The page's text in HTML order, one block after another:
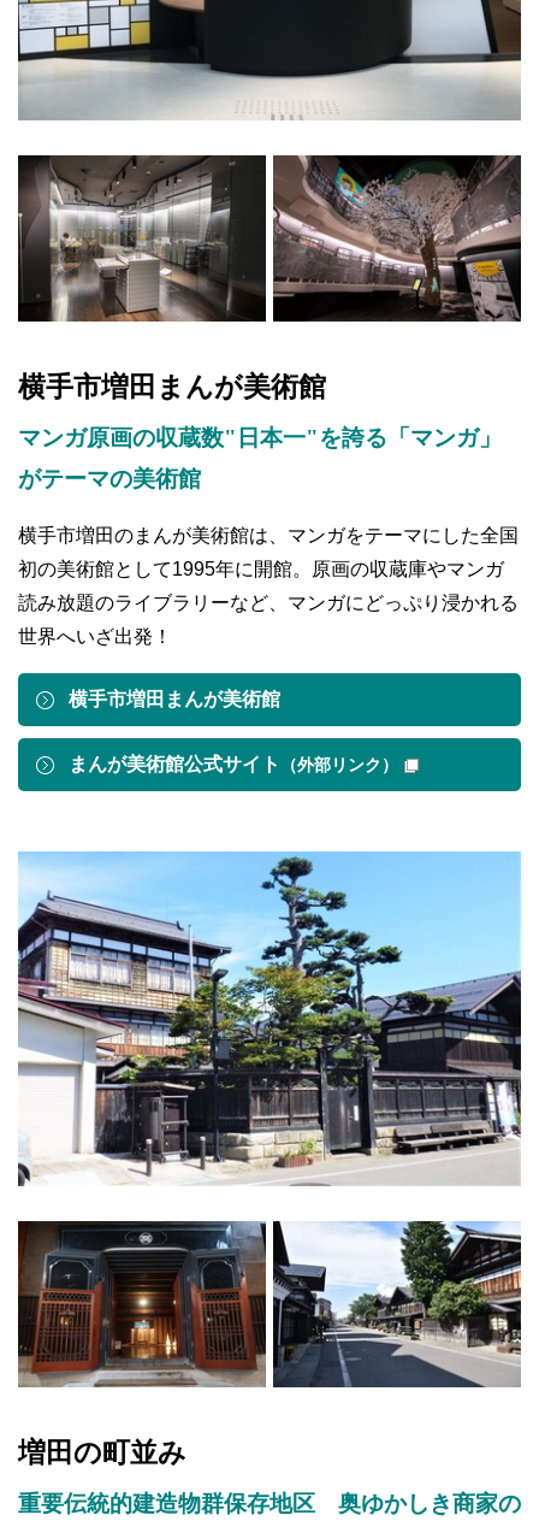
横手市増田まんが美術館
マンガ原画の収蔵数"日本一"を誇る「マンガ」
がテーマの美術館
横手市増田のまんが美術館は、マンガをテーマにした全国
初の美術館として1995年に開館。原画の収蔵庫やマンガ
読み放題のライブラリーなど、マンガにどっぷり浸かれる
世界へいざ出発！
横手市増田まんが美術館
まんが美術館公式サイト （外部リンク）
増田の町並み
重要伝統的建造物群保存地区 奥ゆかしき商家の